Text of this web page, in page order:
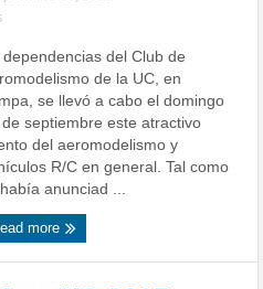
dependencias del Club de
de la UC, en
se llevó a cabo el domingo
septiembre este atractivo
del aeromodelismo y
R/C en general. Tal como
anunciad ...
more